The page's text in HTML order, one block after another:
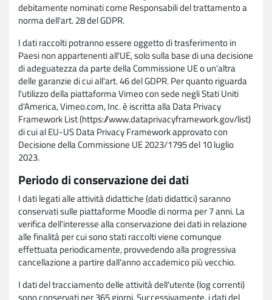
debitamente nominati come Responsabili del trattamento a
norma dell'art. 28 del GDPR.
I dati raccolti potranno essere oggetto di trasferimento in
Paesi non appartenenti all'UE, solo sulla base di una decisione
di adeguatezza da parte della Commissione UE o un'altra
delle garanzie di cui all'art. 46 del GDPR. Per quanto riguarda
l'utilizzo della piattaforma Vimeo con sede negli Stati Uniti
d'America, Vimeo.com, Inc. è iscritta alla Data Privacy
Framework List (https://www.dataprivacyframework.gov/list)
di cui al EU-US Data Privacy Framework approvato con
Decisione della Commissione UE 2023/1795 del 10 luglio
2023.
Periodo di conservazione dei dati
I dati legati alle attività didattiche (dati didattici) saranno
conservati sulle piattaforme Moodle di norma per 7 anni. La
verifica dell'interesse alla conservazione dei dati in relazione
alle finalità per cui sono stati raccolti viene comunque
effettuata periodicamente, provvedendo alla progressiva
cancellazione a partire dall'anno accademico più vecchio.
I dati del tracciamento delle attività dell'utente (log correnti)
sono conservati per 365 giorni. Successivamente, i dati del